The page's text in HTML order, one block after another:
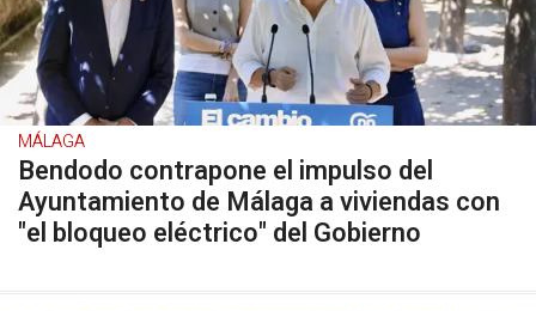
MÁLAGA
Bendodo contrapone el impulso del
Ayuntamiento de Málaga a viviendas con
"el bloqueo eléctrico" del Gobierno